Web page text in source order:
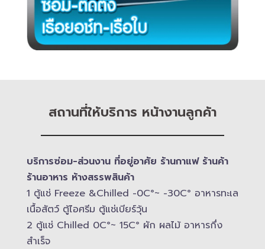
สถานที่ให้บริการ หน้างานลูกค้า
บริการซ่อม-​ส่วนงาน ที่อยู่อาศัย ร้านกาแฟ ร้านค้า
ร้านอาหาร ห้างสรรพสินค้า
1 ตู้แช่ Freeze &​Chilled -​0C°~ -​30C° อาหารทะเล
เนื้อสัตว์ ตู้ไอศรีม ตู้แช่เบียร์วุ้น
2 ตู้แช่ Chilled​ 0C°~ 15C° ผัก ผลไม้ อาหารกึ่ง
สำเร็จ